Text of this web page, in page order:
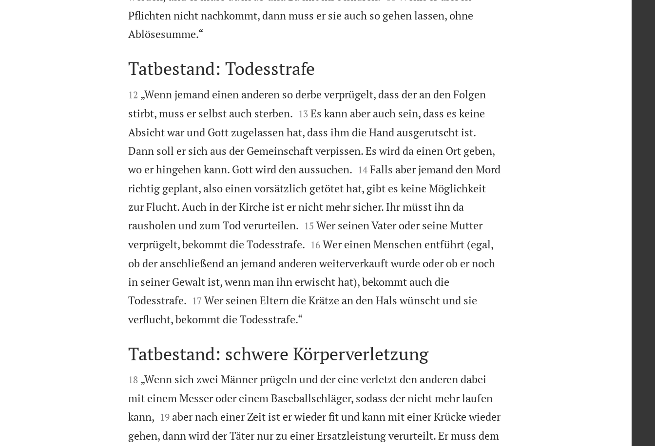
Pflichten nicht nachkommt, dann muss er sie auch so gehen lassen, ohne
Ablösesumme.“

Tatbestand: Todesstrafe

12 „Wenn jemand einen anderen so derbe verprügelt, dass der an den Folgen
stirbt, muss er selbst auch sterben.
13 Es kann aber auch sein, dass es keine
Absicht war und Gott zugelassen hat, dass ihm die Hand ausgerutscht ist.
Dann soll er sich aus der Gemeinschaft verpissen. Es wird da einen Ort geben,
wo er hingehen kann. Gott wird den aussuchen.
14 Falls aber jemand den Mord
richtig geplant, also einen vorsätzlich getötet hat, gibt es keine Möglichkeit
zur Flucht. Auch in der Kirche ist er nicht mehr sicher. Ihr müsst ihn da
rausholen und zum Tod verurteilen.
15 Wer seinen Vater oder seine Mutter
verprügelt, bekommt die Todesstrafe.
16 Wer einen Menschen entführt (egal,
ob der anschließend an jemand anderen weiterverkauft wurde oder ob er noch
in seiner Gewalt ist, wenn man ihn erwischt hat), bekommt auch die
Todesstrafe.
17 Wer seinen Eltern die Krätze an den Hals wünscht und sie
verflucht, bekommt die Todesstrafe.“

Tatbestand: schwere Körperverletzung

18 „Wenn sich zwei Männer prügeln und der eine verletzt den anderen dabei
mit einem Messer oder einem Baseballschläger, sodass der nicht mehr laufen
kann, 

19 aber nach einer Zeit ist er wieder fit und kann mit einer Krücke wieder
gehen, dann wird der Täter nur zu einer Ersatzleistung verurteilt. Er muss dem